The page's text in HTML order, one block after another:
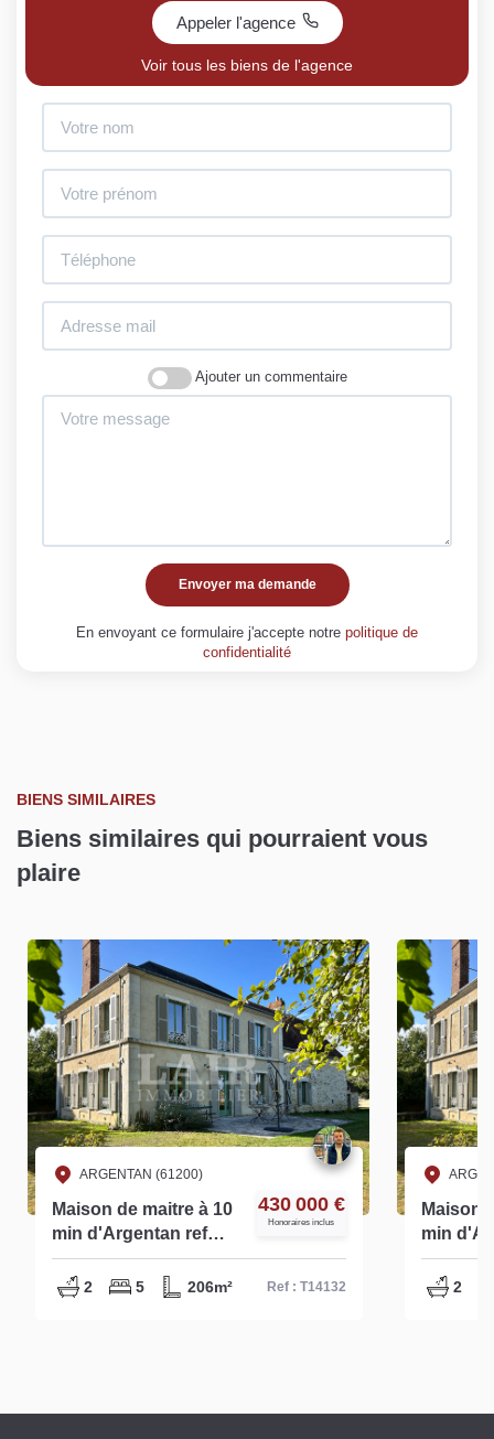
Appeler l'agence
Voir tous les biens de l'agence
Ajouter un commentaire
Envoyer ma demande
En envoyant ce formulaire j'accepte notre politique de
confidentialité
BIENS SIMILAIRES
Biens similaires qui pourraient vous
plaire
ARGENTAN (61200)
Maison de maitre à 10
min d'Argentan ref
T14132
430 000 €
Honoraires inclus
2 5 206m² Ref : T14132
Maison
min
S14132
2